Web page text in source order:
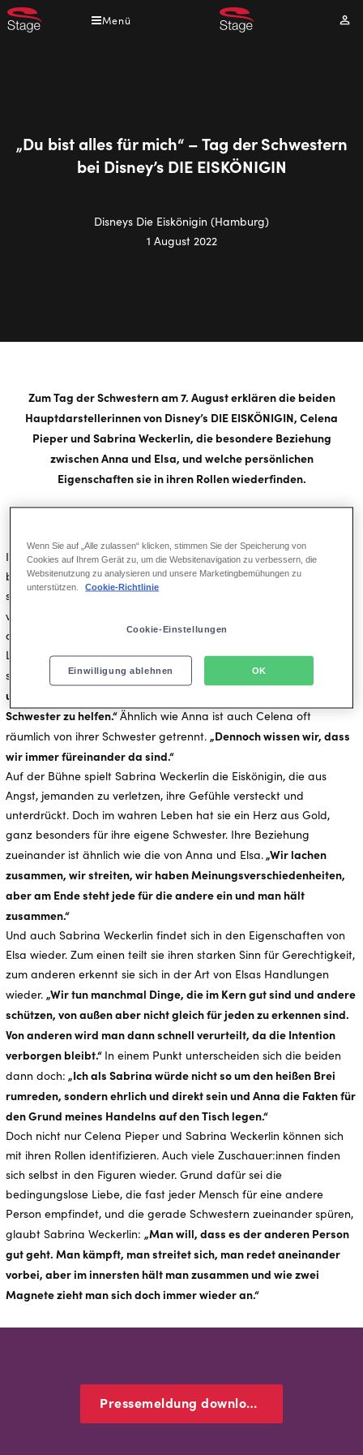
Direkt
zum
Menü
„Du bist alles für mich“ – Tag der Schwestern
bei Disney’s DIE EISKÖNIGIN
Disneys Die Eiskönigin (Hamburg)
1 August 2022
Zum Tag der Schwestern am 7. August erklären die beiden
Hauptdarstellerinnen von Disney’s DIE EISKÖNIGIN, Celena
Pieper und Sabrina Weckerlin, die besondere Beziehung
zwischen Anna und Elsa, und welche persönlichen
Eigenschaften sie in ihren Rollen wiederfinden.
Im Mittelpunkt der Musical-Geschichte steht die Beziehung der
beiden Prinzessinnen: So grundverschieden Anna und Elsa auch
sind, bleiben sie durch ihre Liebe zueinander untrennbar
verbunden.
aus eigener Erfahrung. Für sie sei Familie das Allerwichtigste im
Leben, ganz besonders ihre eigene Schwester, für die sie alles
sofort stehen und liegen lassen würde.
„Anna ist aufopferungsvoll
und selbstlos. Das bin ich auch. Ich würde alles geben, um meiner
Schwester zu helfen.“Ähnlich wie Anna ist auch Celena oft
räumlich von ihrer Schwester getrennt. „Dennoch wissen wir, dass
wir immer füreinander da sind.“
Auf der Bühne spielt Sabrina Weckerlin die Eiskönigin, die aus
Angst, jemanden zu verletzen, ihre Gefühle versteckt und
unterdrückt. Doch im wahren Leben hat sie ein Herz aus Gold,
ganz besonders für ihre eigene Schwester. Ihre Beziehung
zueinander ist ähnlich wie die von Anna und Elsa. „Wir lachen
zusammen, wir streiten, wir haben Meinungsverschiedenheiten,
aber am Ende steht jede für die andere ein und man hält
zusammen.“
Und auch Sabrina Weckerlin findet sich in den Eigenschaften von
Elsa wieder. Zum einen teilt sie ihren starken Sinn für Gerechtigkeit,
zum anderen erkennt sie sich in der Art von Elsas Handlungen
wieder. „Wir tun manchmal Dinge, die im Kern gut sind und andere
schützen, von außen aber nicht gleich für jeden zu erkennen sind.
Von anderen wird man dann schnell verurteilt, da die Intention
verborgen bleibt.“ In einem Punkt unterscheiden sich die beiden
dann doch: „Ich als Sabrina würde nicht so um den heißen Brei
rumreden, sondern ehrlich und direkt sein und Anna die Fakten für
den Grund meines Handelns auf den Tisch legen.“
Doch nicht nur Celena Pieper und Sabrina Weckerlin können sich
mit ihren Rollen identifizieren. Auch viele Zuschauer:innen finden
sich selbst in den Figuren wieder. Grund dafür sei die
bedingungslose Liebe, die fast jeder Mensch für eine andere
Person empfindet, und die gerade Schwestern zueinander spüren,
glaubt Sabrina Weckerlin: „Man will, dass es der anderen Person
gut geht. Man kämpft, man streitet sich, man redet aneinander
vorbei, aber im innersten hält man zusammen und wie zwei
Magnete zieht man sich doch immer wieder an.“
Pressemeldung downloaden
Wenn Sie auf „Alle zulassen“ klicken, stimmen Sie der Speicherung von
Cookies auf Ihrem Gerät zu, um die Websitenavigation zu verbessern, die
Websitenutzung zu analysieren und unsere Marketingbemühungen zu
unterstützen.
Cookie-Richtlinie
Cookie-Einstellungen
Einwilligung ablehnen OK